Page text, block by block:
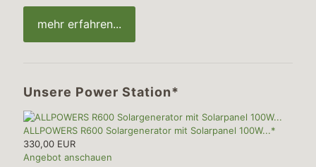
mehr erfahren...
Unsere Power Station*
ALLPOWERS R600 Solargenerator mit Solarpanel 100W...*
330,00 EUR
Angebot anschauen